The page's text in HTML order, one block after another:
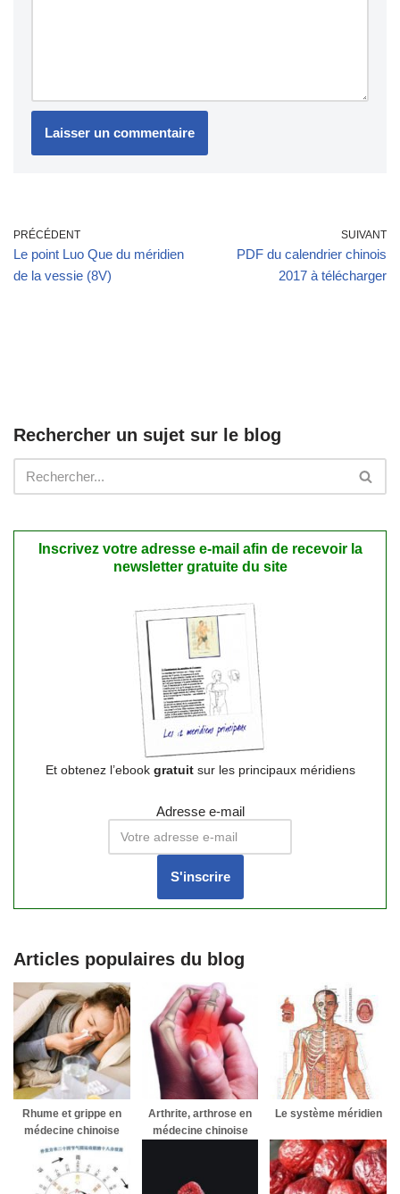
PRÉCÉDENT
Le point Luo Que du méridien
de la vessie (8V)
SUIVANT
PDF du calendrier chinois
2017 à télécharger
Rechercher un sujet sur le blog
Inscrivez votre adresse e-mail afin de recevoir la
newsletter gratuite du site
Et obtenez l’ebook gratuitsur les principaux méridiens
Adresse e-mail
Articles populaires du blog
Rhume et grippe en
médecine chinoise
Arthrite, arthrose en
médecine chinoise
Le système méridien